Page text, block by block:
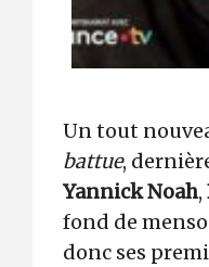
Un tout
battue,
Yannick Noah,
fond de
donc ses